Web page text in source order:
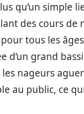
qu’un simple
des cours de
tous les
d’un grand
nageurs
au public, ce